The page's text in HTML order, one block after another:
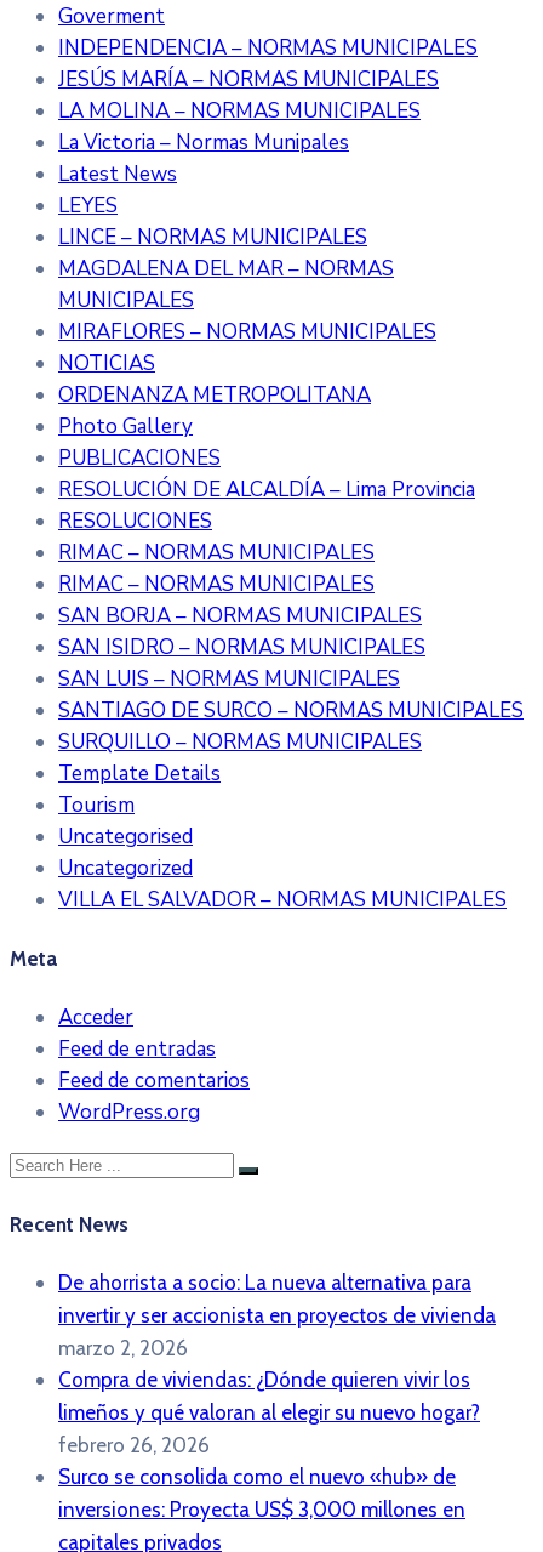
Goverment
INDEPENDENCIA – NORMAS MUNICIPALES
JESÚS MARÍA – NORMAS MUNICIPALES
LA MOLINA – NORMAS MUNICIPALES
La Victoria – Normas Munipales
Latest News
LEYES
LINCE – NORMAS MUNICIPALES
MAGDALENA DEL MAR – NORMAS
MUNICIPALES
MIRAFLORES – NORMAS MUNICIPALES
NOTICIAS
ORDENANZA METROPOLITANA
Photo Gallery
PUBLICACIONES
RESOLUCIÓN DE ALCALDÍA – Lima Provincia
RESOLUCIONES
RIMAC – NORMAS MUNICIPALES
RIMAC – NORMAS MUNICIPALES
SAN BORJA – NORMAS MUNICIPALES
SAN ISIDRO – NORMAS MUNICIPALES
SAN LUIS – NORMAS MUNICIPALES
SANTIAGO DE SURCO – NORMAS MUNICIPALES
SURQUILLO – NORMAS MUNICIPALES
Template Details
Tourism
Uncategorised
Uncategorized
VILLA EL SALVADOR – NORMAS MUNICIPALES
Meta
Acceder
Feed de entradas
Feed de comentarios
WordPress.org
Recent News
De ahorrista a socio: La nueva alternativa para
invertir y ser accionista en proyectos de vivienda
marzo 2, 2026
Compra de viviendas: ¿Dónde quieren vivir los
limeños y qué valoran al elegir su nuevo hogar?
febrero 26, 2026
Surco se consolida como el nuevo «hub» de
inversiones: Proyecta US$ 3,000 millones en
capitales privados